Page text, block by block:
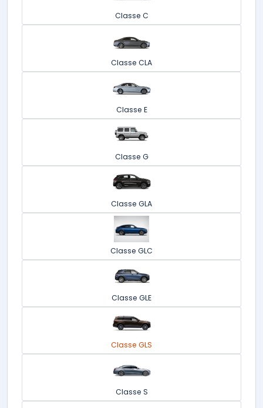
Classe C
Classe CLA
Classe E
Classe G
Classe GLA
Classe GLC
Classe GLE
Classe GLS
Classe S